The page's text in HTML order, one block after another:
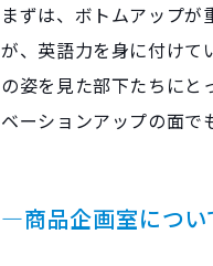
まずは、ボトムアップ
が、英語力を身に付けて
の姿を見た部下たちに
ベーションアップの面で
―商品企画室につい